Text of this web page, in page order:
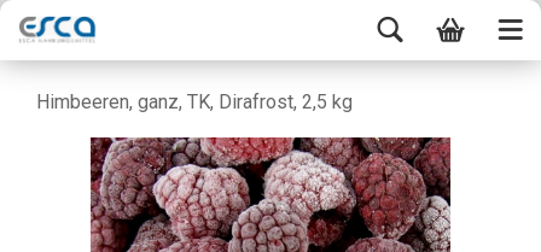
Himbeeren, ganz, TK, Dirafrost, 2,5 kg